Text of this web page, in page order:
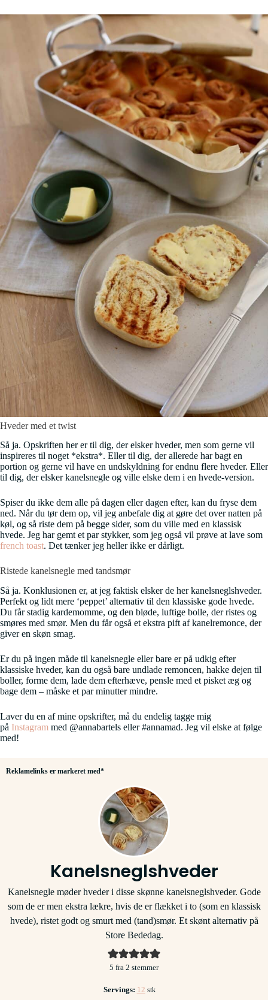
Hveder med et twist
Så ja. Opskriften her er til dig, der elsker hveder, men som gerne vil
inspireres til noget *ekstra*. Eller til dig, der allerede har bagt en
portion og gerne vil have en undskyldning for endnu flere hveder. Eller
til dig, der elsker kanelsnegle og ville elske dem i en hvede-version.
Spiser du ikke dem alle på dagen eller dagen efter, kan du fryse dem
ned. Når du tør dem op, vil jeg anbefale dig at gøre det over natten på
køl, og så riste dem på begge sider, som du ville med en klassisk
hvede. Jeg har gemt et par stykker, som jeg også vil prøve at lave som
french toast. Det tænker jeg heller ikke er dårligt.
Ristede kanelsnegle med tandsmør
Så ja. Konklusionen er, at jeg faktisk elsker de her kanelsneglshveder.
Perfekt og lidt mere ‘peppet’ alternativ til den klassiske gode hvede.
Du får stadig kardemomme, og den bløde, luftige bolle, der ristes og
smøres med smør. Men du får også et ekstra pift af kanelremonce, der
giver en skøn smag.
Er du på ingen måde til kanelsnegle eller bare er på udkig efter
klassiske hveder, kan du også bare undlade remoncen, hakke dejen til
boller, forme dem, lade dem efterhæve, pensle med et pisket æg og
bage dem – måske et par minutter mindre.
Laver du en af mine opskrifter, må du endelig tagge mig
på Instagram med @annabartels eller #annamad. Jeg vil elske at følge
med!
Reklamelinks er markeret med*
Kanelsneglshveder
Kanelsnegle møder hveder i disse skønne kanelsneglshveder. Gode
som de er men ekstra lækre, hvis de er flækket i to (som en klassisk
hvede), ristet godt og smurt med (tand)smør. Et skønt alternativ på
Store Bededag.
5 fra 2 stemmer
Servings: 12 stk